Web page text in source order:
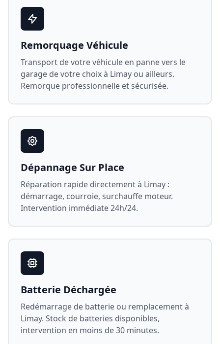
Remorquage Véhicule
Transport de votre véhicule en panne vers le
garage de votre choix à Limay ou ailleurs.
Remorque professionnelle et sécurisée.
Dépannage Sur Place
Réparation rapide directement à Limay :
démarrage, courroie, surchauffe moteur.
Intervention immédiate 24h/24.
Batterie Déchargée
Redémarrage de batterie ou remplacement à
Limay. Stock de batteries disponibles,
intervention en moins de 30 minutes.